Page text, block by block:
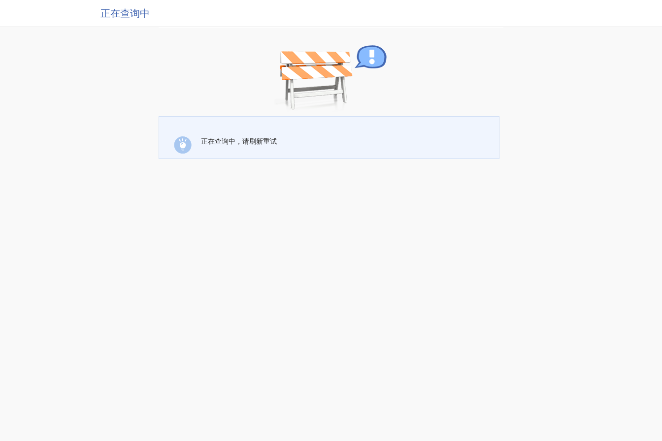
正在查询中
正在查询中，请刷新重试